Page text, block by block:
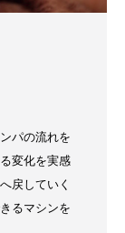
パの流れを
変化を実感
戻していく
るマシンを